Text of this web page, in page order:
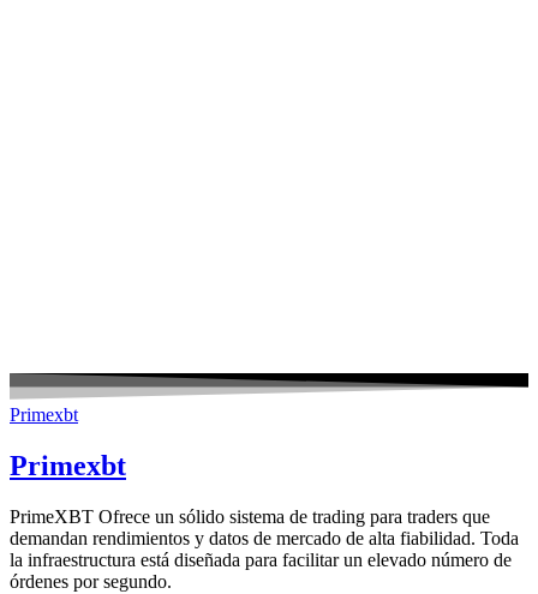
Primexbt
Primexbt
PrimeXBT Ofrece un sólido sistema de trading para traders que
demandan rendimientos y datos de mercado de alta fiabilidad. Toda
la infraestructura está diseñada para facilitar un elevado número de
órdenes por segundo.